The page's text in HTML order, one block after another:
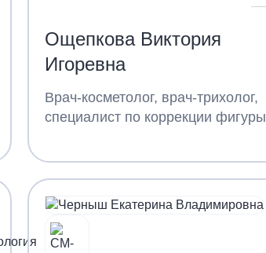
Ощепкова Виктория
Игоревна
Врач-косметолог, врач-трихолог,
специалист по коррекции фигуры